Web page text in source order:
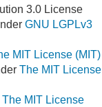
3.0 License
GNU LGPLv3
MIT License (MIT)
The MIT License
The MIT License